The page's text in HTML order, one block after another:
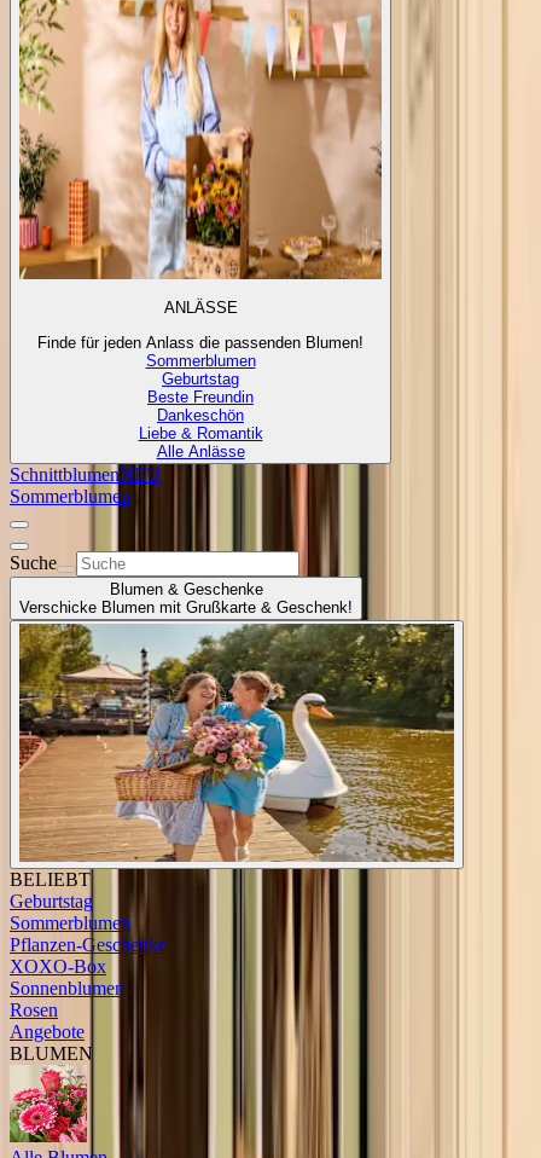
ANLÄSSE
Finde für jeden Anlass die passenden Blumen!
Sommerblumen
Geburtstag
Beste Freundin
Dankeschön
Liebe & Romantik
Alle Anlässe
SchnittblumenNEU
Sommerblumen
Suche
Blumen & Geschenke
Verschicke Blumen mit Grußkarte & Geschenk!
BELIEBT
Geburtstag
Sommerblumen
Pflanzen-Geschenke
XOXO-Box
Sonnenblumen
Rosen
Angebote
BLUMEN